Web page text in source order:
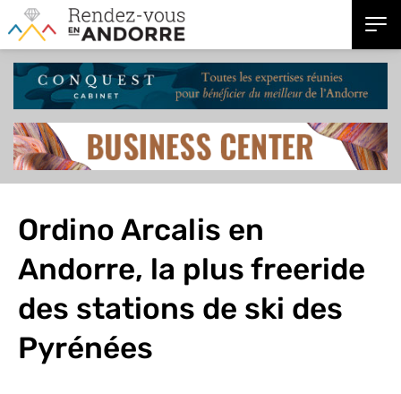
Ordino Arcalis en
Andorre, la plus freeride
des stations de ski des
Pyrénées